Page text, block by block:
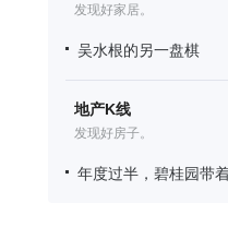
发现好家居。
吴水根的另一盘棋
地产K线
发现好房子。
年度过半，碧桂园带